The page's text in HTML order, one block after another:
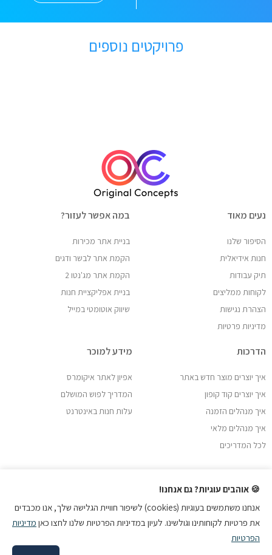
פרויקטים נוספים
נעים מאוד
הסיפור שלנו
חנות אידיאלית
תיק עבודות
לקוחות ממליצים
הצהרת נגישות
מדיניות פרטיות
במה אפשר לעזור?
בניית אתר מכירות
הקמת אתר לבשר ודגים
הקמת אתר מג'נטו 2
בניית אפליקציית חנות
שיווק אוטומטי במייל
הדרכות
איך יוצרים מוצר חדש באתר
איך יוצרים קוד קופון
איך מנהלים הזמנה
איך מנהלים מלאי
לכל המדריכים
מידע למוכר
אפיון לאתר איקומרס
המדריך לפוש המושלם
עלות חנות באינטרנט
🍪 אוהבים עוגיות? גם אנחנו!
אנחנו משתמשים בעוגיות (cookies) לשיפור חוויית הגלישה שלך, אנו מכבדים
את פרטיות לקוחותינו וגולשינו. לעיון במדיניות הפרטיות שלנו לחצו כאן מדיניות
הפרטיות